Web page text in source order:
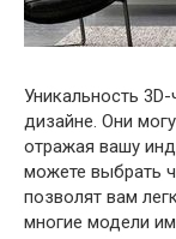
Уникальность
дизайне. Они
отражая вашу
можете выбрать
позволят вам
многие модели